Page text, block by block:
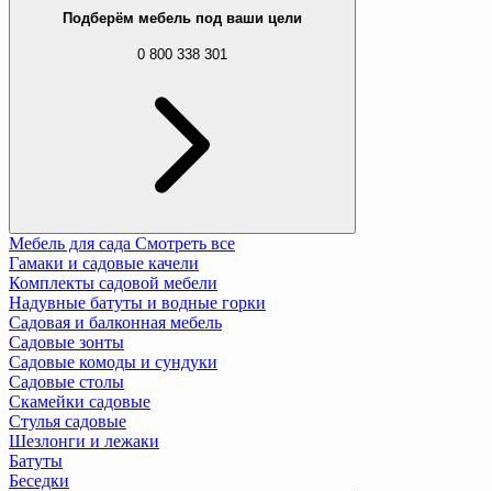
Подберём мебель под ваши цели
0 800 338 301
Мебель для сада Смотреть все
Гамаки и садовые качели
Комплекты садовой мебели
Надувные батуты и водные горки
Садовая и балконная мебель
Садовые зонты
Садовые комоды и сундуки
Садовые столы
Скамейки садовые
Стулья садовые
Шезлонги и лежаки
Батуты
Беседки